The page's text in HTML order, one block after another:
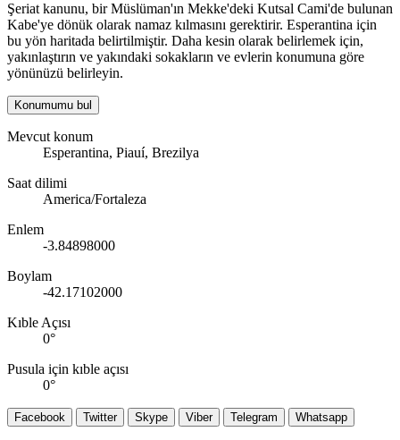
Şeriat kanunu, bir Müslüman'ın Mekke'deki Kutsal Cami'de bulunan
Kabe'ye dönük olarak namaz kılmasını gerektirir. Esperantina için
bu yön haritada belirtilmiştir. Daha kesin olarak belirlemek için,
yakınlaştırın ve yakındaki sokakların ve evlerin konumuna göre
yönünüzü belirleyin.
Konumumu bul
Mevcut konum
Esperantina, Piauí, Brezilya
Saat dilimi
America/Fortaleza
Enlem
-3.84898000
Boylam
-42.17102000
Kıble Açısı
0°
Pusula için kıble açısı
0°
Facebook Twitter Skype Viber Telegram Whatsapp